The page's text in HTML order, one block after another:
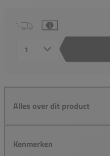
i
Alles over dit product
Kenmerken